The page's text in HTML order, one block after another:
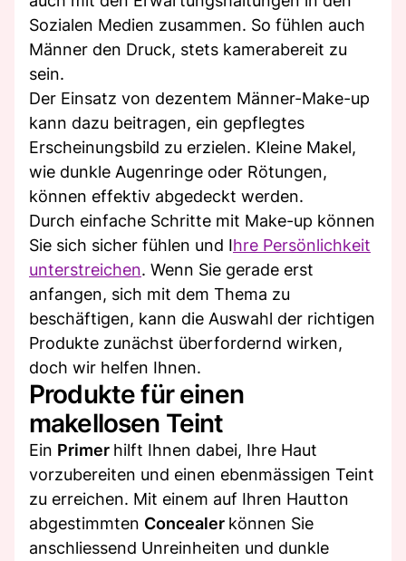
Sozialen Medien zusammen. So fühlen auch
Männer den Druck, stets kamerabereit zu
sein.
Der Einsatz von dezentem Männer-Make-up
kann dazu beitragen, ein gepflegtes
Erscheinungsbild zu erzielen. Kleine Makel,
wie dunkle Augenringe oder Rötungen,
können effektiv abgedeckt werden.
Durch einfache Schritte mit Make-up können
Sie sich sicher fühlen und Ihre Persönlichkeit
unterstreichen. Wenn Sie gerade erst
anfangen, sich mit dem Thema zu
beschäftigen, kann die Auswahl der richtigen
Produkte zunächst überfordernd wirken,
doch wir helfen Ihnen.
Produkte für einen
makellosen Teint
Ein Primer hilft Ihnen dabei, Ihre Haut
vorzubereiten und einen ebenmässigen Teint
zu erreichen. Mit einem auf Ihren Hautton
abgestimmten Concealer können Sie
anschliessend Unreinheiten und dunkle